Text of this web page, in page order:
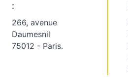
:
266, avenue
Daumesnil
75012 - Paris.